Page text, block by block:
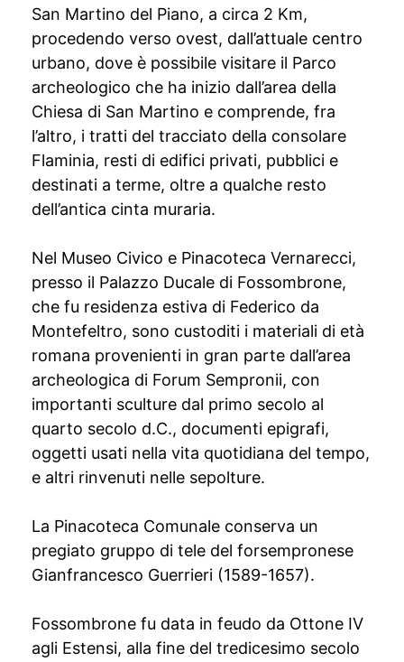
San Martino del Piano, a circa 2 Km,
procedendo verso ovest, dall’attuale centro
urbano, dove è possibile visitare il Parco
archeologico che ha inizio dall’area della
Chiesa di San Martino e comprende, fra
l’altro, i tratti del tracciato della consolare
Flaminia, resti di edifici privati, pubblici e
destinati a terme, oltre a qualche resto
dell’antica cinta muraria.
Nel Museo Civico e Pinacoteca Vernarecci,
presso il Palazzo Ducale di Fossombrone,
che fu residenza estiva di Federico da
Montefeltro, sono custoditi i materiali di età
romana provenienti in gran parte dall’area
archeologica di Forum Sempronii, con
importanti sculture dal primo secolo al
quarto secolo d.C., documenti epigrafi,
oggetti usati nella vita quotidiana del tempo,
e altri rinvenuti nelle sepolture.
La Pinacoteca Comunale conserva un
pregiato gruppo di tele del forsempronese
Gianfrancesco Guerrieri (1589-1657).
Fossombrone fu data in feudo da Ottone IV
agli Estensi, alla fine del tredicesimo secolo